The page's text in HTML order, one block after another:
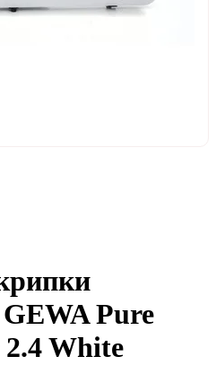
Pure
White